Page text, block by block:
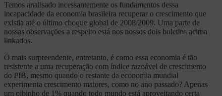
Temos analisado incessantemente os fundamentos dessa
incapacidade da economia brasileira recuperar o crescimento que
existia até o último choque global de 2008/2009. Uma parte de
nossas observações a respeito está nos nossos dois boletins acima
linkados.
O mais surpreendente, entretanto, é como essa economia é tão
resistente a uma recuperação com índice razoável de crescimento
do PIB, mesmo quando o restante da economia mundial
experimenta crescimento maiores, como no ano passado? Apenas
um pibinho de 1% quando todo mundo está aproveitando certa